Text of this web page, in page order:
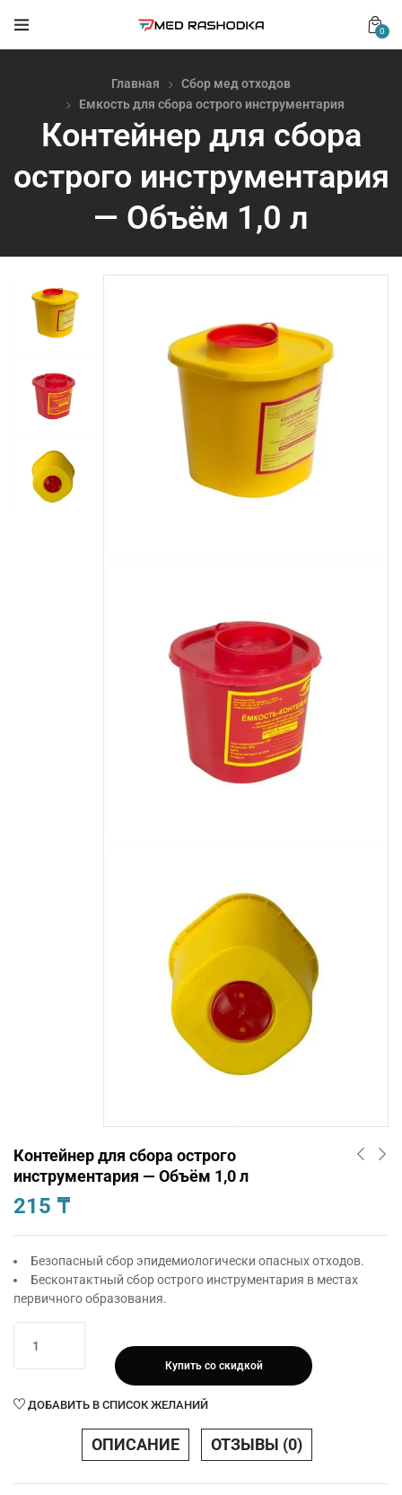
0
Главная
Сбор мед отходов
Емкость для сбора острого инструментария
Контейнер для сбора
острого инструментария
— Объём 1,0 л
Контейнер для сбора острого
инструментария — Объём 1,0 л
215 ₸
Безопасный сбор эпидемиологически опасных отходов.
Бесконтактный сбор острого инструментария в местах
первичного образования.
товара
Контейнер
сбора
Купить со скидкой
ДОБАВИТЬ В СПИСОК ЖЕЛАНИЙ
ОПИСАНИЕ ОТЗЫВЫ (0)